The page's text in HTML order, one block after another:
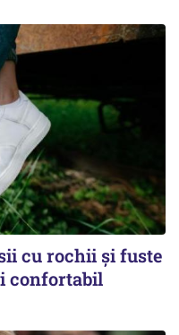
cu rochii și fuste
confortabil